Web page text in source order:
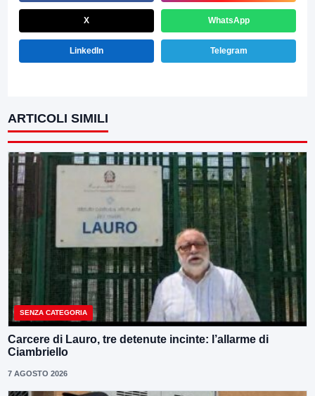
X WhatsApp
LinkedIn Telegram
ARTICOLI SIMILI
SENZA CATEGORIA
Carcere di Lauro, tre detenute incinte: l’allarme di
Ciambriello
7 AGOSTO 2026